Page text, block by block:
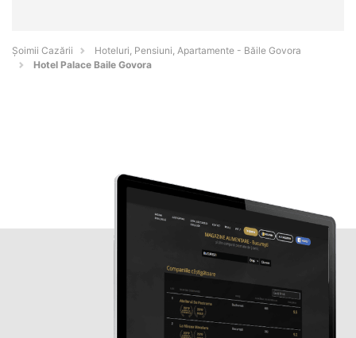
Șoimii Cazării
Hoteluri, Pensiuni, Apartamente - Băile Govora
Hotel Palace Baile Govora